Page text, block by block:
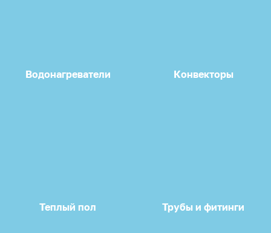
Водонагреватели Конвекторы
Теплый пол Трубы и фитинги